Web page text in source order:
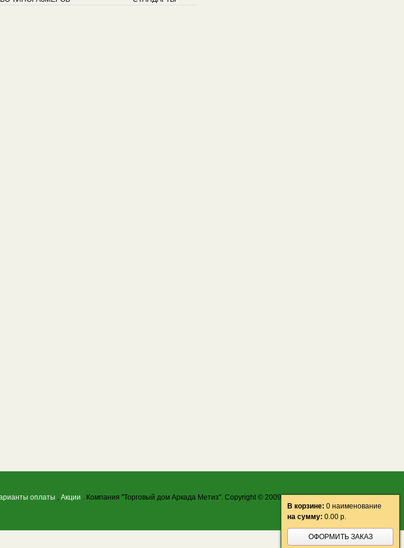
В корзине: 0 наименование
на сумму: 0.00 р.
ОФОРМИТЬ ЗАКАЗ
оплаты , Акции . Компания "Торговый дом Аркада Метиз". Copyright © 2009-2026 ООО "ТД Аркада Метиз"